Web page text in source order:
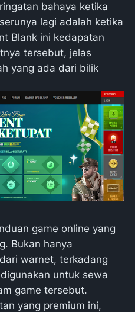
bahaya ketika
lagi adalah ketika
Blank ini kedapatan
tersebut, jelas
yang ada dari bilik
game online yang
Bukan hanya
warnet, terkadang
untuk sewa
game tersebut.
yang premium ini,